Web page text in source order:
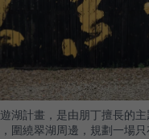
湖計畫，是由朋丁擅長的
圍繞翠湖周邊，規劃一場